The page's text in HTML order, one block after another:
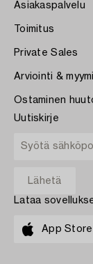
Asiakaspalvelu
Toimitus
Private Sales
Arviointi &
Ostaminen
Uutiskirje
Lataa
App Store